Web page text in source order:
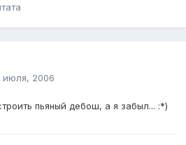
июля, 2006
пьяный дебош, а я забыл... :*)